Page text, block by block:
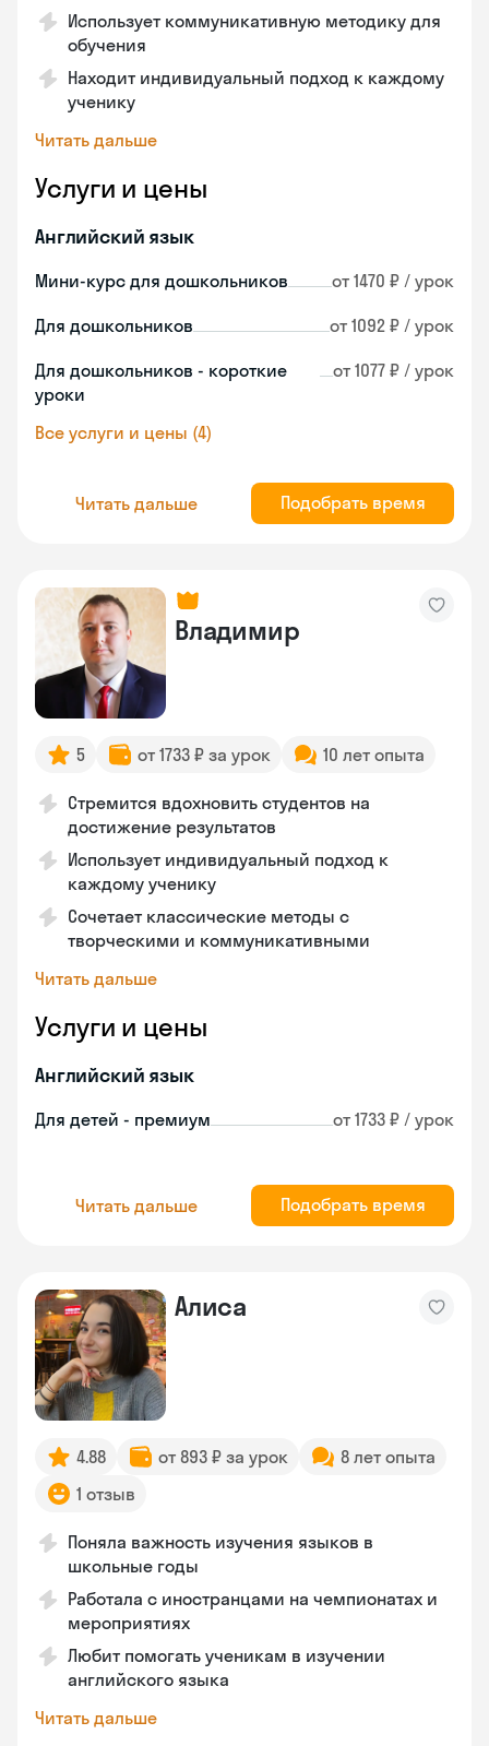
Использует коммуникативную методику для
обучения
Находит индивидуальный подход к каждому
ученику
Читать дальше
Услуги и цены
Английский язык
Мини-курс для дошкольников от 1470 ₽ / урок
Для дошкольников от 1092 ₽ / урок
Для дошкольников - короткие
уроки
от 1077 ₽ / урок
Все услуги и цены (4)
Читать дальше Подобрать время
Владимир
5 от 1733 ₽ за урок 10 лет опыта
Стремится вдохновить студентов на
достижение результатов
Использует индивидуальный подход к
каждому ученику
Сочетает классические методы с
творческими и коммуникативными
Читать дальше
Услуги и цены
Английский язык
Для детей - премиум от 1733 ₽ / урок
Читать дальше Подобрать время
Алиса
4.88 от 893 ₽ за урок
8 лет опыта
1 отзыв
Поняла важность изучения языков в
школьные годы
Работала с иностранцами на чемпионатах и
мероприятиях
Любит помогать ученикам в изучении
английского языка
Читать дальше